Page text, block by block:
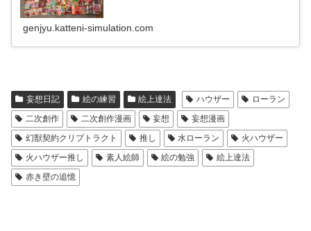
genjyu.katteni-simulation.com
妄想日記 絵の練習 絵上達法 ハウザー
ローラン
二次創作
二次創作漫画 妄想
妄想漫画
幻獣契約クリプトラクト
推し 水ローラン
火ハウザー
火ハウザー推し
素人絵師 絵の勉強
絵上達法
赤き壁の追憶